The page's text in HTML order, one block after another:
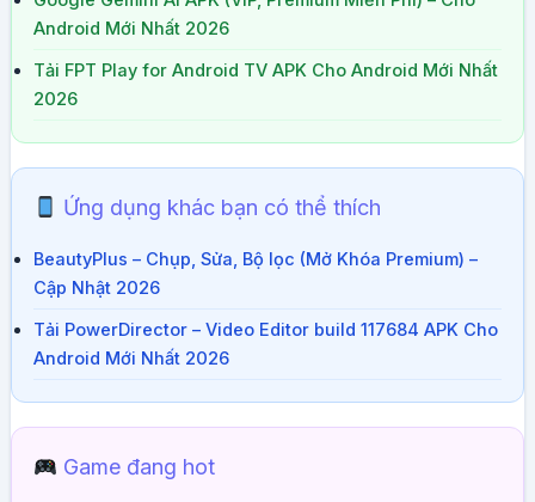
Android Mới Nhất 2026
Tải FPT Play for Android TV APK Cho Android Mới Nhất
2026
Ứng dụng khác bạn có thể thích
BeautyPlus – Chụp, Sửa, Bộ lọc (Mở Khóa Premium) –
Cập Nhật 2026
Tải PowerDirector – Video Editor build 117684 APK Cho
Android Mới Nhất 2026
Game đang hot